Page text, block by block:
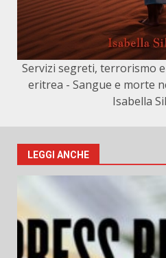
Servizi segreti, terrorismo
eritrea - Sangue e morte
Isabella
LEGGI ANCHE